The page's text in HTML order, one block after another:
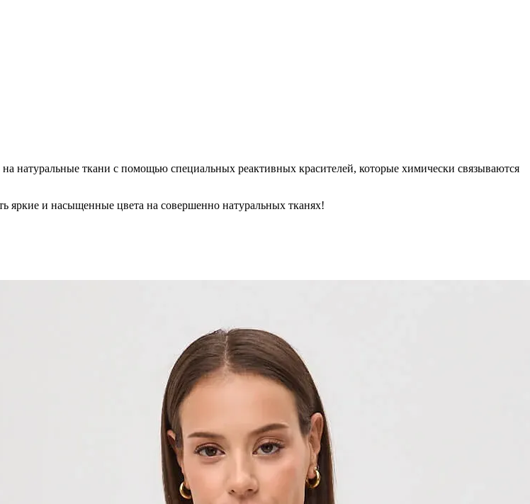
натуральные ткани с помощью специальных реактивных красителей, которые химически связываются
яркие и насыщенные цвета на совершенно натуральных тканях!